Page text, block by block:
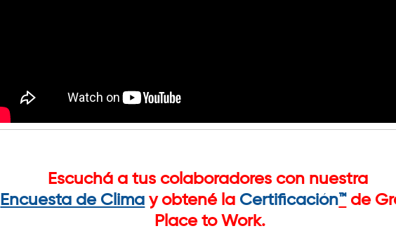
Escuchá a tus colaboradores con nuestra
Encuesta de Clima y obtené la Certificación™de
Place to Work.